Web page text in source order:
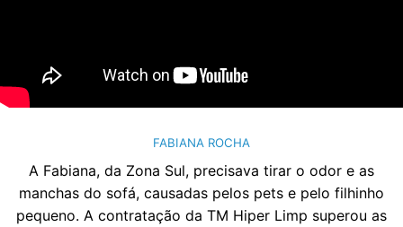
FABIANA ROCHA
A Fabiana, da Zona Sul, precisava tirar o odor e as
manchas do sofá, causadas pelos pets e pelo filhinho
pequeno. A contratação da TM Hiper Limp superou as